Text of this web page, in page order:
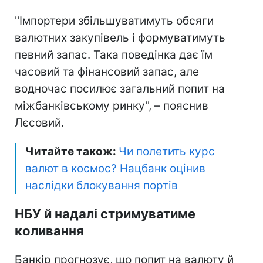
''Імпортери збільшуватимуть обсяги
валютних закупівель і формуватимуть
певний запас. Така поведінка дає їм
часовий та фінансовий запас, але
водночас посилює загальний попит на
міжбанківському ринку'', – пояснив
Лєсовий.
Читайте також: Чи полетить курс
валют в космос? Нацбанк оцінив
наслідки блокування портів
НБУ й надалі стримуватиме
коливання
Банкір прогнозує, що попит на валюту й